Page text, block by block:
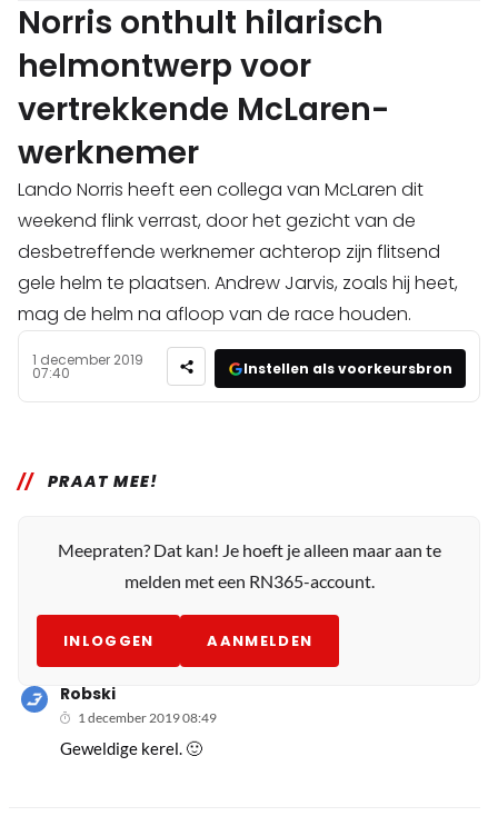
Norris onthult hilarisch
helmontwerp voor
vertrekkende McLaren-
werknemer
Lando Norris heeft een collega van McLaren dit
weekend flink verrast, door het gezicht van de
desbetreffende werknemer achterop zijn flitsend
gele helm te plaatsen. Andrew Jarvis, zoals hij heet,
mag de helm na afloop van de race houden.
1 december 2019
07:40 Instellen als voorkeursbron
PRAAT MEE!
Meepraten? Dat kan! Je hoeft je alleen maar aan te
melden met een RN365-account.
INLOGGEN AANMELDEN
Robski
1 december 2019 08:49
Geweldige kerel. 🙂